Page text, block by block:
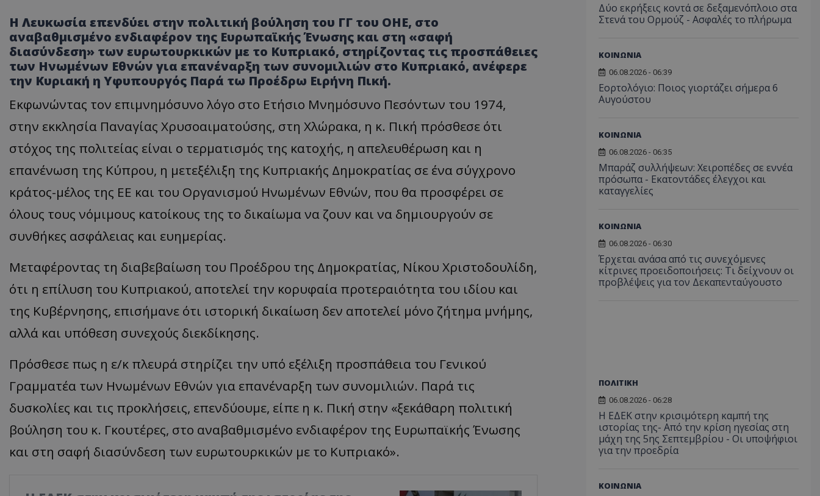
Η Λευκωσία επενδύει στην πολιτική βούληση του ΓΓ του ΟΗΕ, στο
αναβαθμισμένο ενδιαφέρον της Ευρωπαϊκής Ένωσης και στη «σαφή
διασύνδεση» των ευρωτουρκικών με το Κυπριακό, στηρίζοντας τις προσπάθειες
των Ηνωμένων Εθνών για επανέναρξη των συνομιλιών στο Κυπριακό, ανέφερε
την Κυριακή η Υφυπουργός Παρά τω Προέδρω Ειρήνη Πική.
Εκφωνώντας τον επιμνημόσυνο λόγο στο Ετήσιο Μνημόσυνο Πεσόντων του 1974,
στην εκκλησία Παναγίας Χρυσοαιματούσης, στη Χλώρακα, η κ. Πική πρόσθεσε ότι
στόχος της πολιτείας είναι ο τερματισμός της κατοχής, η απελευθέρωση και η
επανένωση της Κύπρου, η μετεξέλιξη της Κυπριακής Δημοκρατίας σε ένα σύγχρονο
κράτος-μέλος της ΕΕ και του Οργανισμού Ηνωμένων Εθνών, που θα προσφέρει σε
όλους τους νόμιμους κατοίκους της το δικαίωμα να ζουν και να δημιουργούν σε
συνθήκες ασφάλειας και ευημερίας.
Μεταφέροντας τη διαβεβαίωση του Προέδρου της Δημοκρατίας, Νίκου Χριστοδουλίδη,
ότι η επίλυση του Κυπριακού, αποτελεί την κορυφαία προτεραιότητα του ιδίου και
της Κυβέρνησης, επισήμανε ότι ιστορική δικαίωση δεν αποτελεί μόνο ζήτημα μνήμης,
αλλά και υπόθεση συνεχούς διεκδίκησης.
Πρόσθεσε πως η ε/κ πλευρά στηρίζει την υπό εξέλιξη προσπάθεια του Γενικού
Γραμματέα των Ηνωμένων Εθνών για επανέναρξη των συνομιλιών. Παρά τις
δυσκολίες και τις προκλήσεις, επενδύουμε, είπε η κ. Πική στην «ξεκάθαρη πολιτική
βούληση του κ. Γκουτέρες, στο αναβαθμισμένο ενδιαφέρον της Ευρωπαϊκής Ένωσης
και στη σαφή διασύνδεση των ευρωτουρκικών με το Κυπριακό».
Δύο εκρήξεις κοντά σε δεξαμενόπλοιο στα
Στενά του Ορμούζ - Ασφαλές το πλήρωμα
ΚΟΙΝΩΝΙΑ
06.08.2026 - 06:39
Εορτολόγιο: Ποιος γιορτάζει σήμερα 6
Αυγούστου
ΚΟΙΝΩΝΙΑ
06.08.2026 - 06:35
Μπαράζ συλλήψεων: Χειροπέδες σε εννέα
πρόσωπα - Εκατοντάδες έλεγχοι και
καταγγελίες
ΚΟΙΝΩΝΙΑ
06.08.2026 - 06:30
Έρχεται ανάσα από τις συνεχόμενες
κίτρινες προειδοποιήσεις: Τι δείχνουν οι
προβλέψεις για τον Δεκαπενταύγουστο
ΠΟΛΙΤΙΚΗ
06.08.2026 - 06:28
Η ΕΔΕΚ στην κρισιμότερη καμπή της
ιστορίας της- Από την κρίση ηγεσίας στη
μάχη της 5ης Σεπτεμβρίου - Οι υποψήφιοι
για την προεδρία
ΚΟΙΝΩΝΙΑ